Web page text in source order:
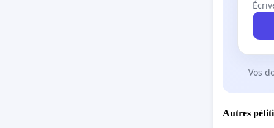
Vos
Autres